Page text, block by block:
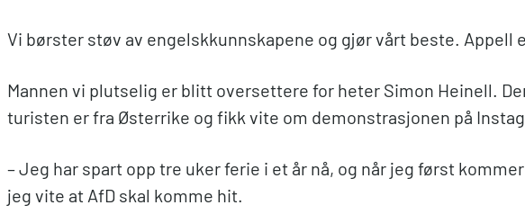
Vi børster støv av engelskkunnskapene og gjør vårt beste. Appell
Mannen vi plutselig er blitt oversettere for heter Simon Heinell.
turisten er fra Østerrike og fikk vite om demonstrasjonen på
– Jeg har spart opp tre uker ferie i et år nå, og når jeg først
jeg vite at AfD skal komme hit.